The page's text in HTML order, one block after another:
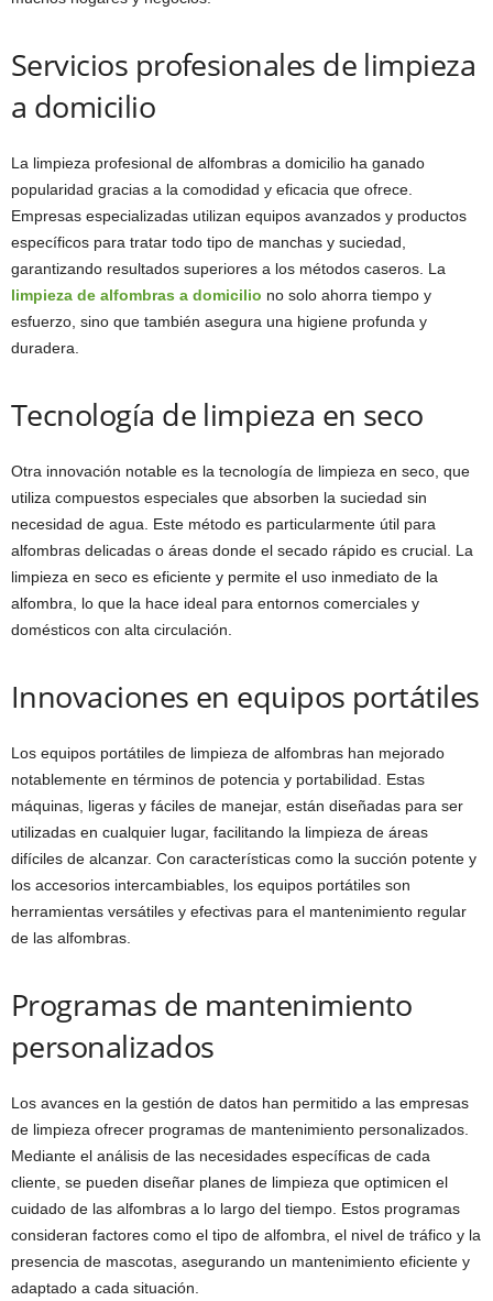
Servicios profesionales de limpieza
a domicilio
La limpieza profesional de alfombras a domicilio ha ganado
popularidad gracias a la comodidad y eficacia que ofrece.
Empresas especializadas utilizan equipos avanzados y productos
específicos para tratar todo tipo de manchas y suciedad,
garantizando resultados superiores a los métodos caseros. La
limpieza de alfombras a domicilio no solo ahorra tiempo y
esfuerzo, sino que también asegura una higiene profunda y
duradera.
Tecnología de limpieza en seco
Otra innovación notable es la tecnología de limpieza en seco, que
utiliza compuestos especiales que absorben la suciedad sin
necesidad de agua. Este método es particularmente útil para
alfombras delicadas o áreas donde el secado rápido es crucial. La
limpieza en seco es eficiente y permite el uso inmediato de la
alfombra, lo que la hace ideal para entornos comerciales y
domésticos con alta circulación.
Innovaciones en equipos portátiles
Los equipos portátiles de limpieza de alfombras han mejorado
notablemente en términos de potencia y portabilidad. Estas
máquinas, ligeras y fáciles de manejar, están diseñadas para ser
utilizadas en cualquier lugar, facilitando la limpieza de áreas
difíciles de alcanzar. Con características como la succión potente y
los accesorios intercambiables, los equipos portátiles son
herramientas versátiles y efectivas para el mantenimiento regular
de las alfombras.
Programas de mantenimiento
personalizados
Los avances en la gestión de datos han permitido a las empresas
de limpieza ofrecer programas de mantenimiento personalizados.
Mediante el análisis de las necesidades específicas de cada
cliente, se pueden diseñar planes de limpieza que optimicen el
cuidado de las alfombras a lo largo del tiempo. Estos programas
consideran factores como el tipo de alfombra, el nivel de tráfico y la
presencia de mascotas, asegurando un mantenimiento eficiente y
adaptado a cada situación.